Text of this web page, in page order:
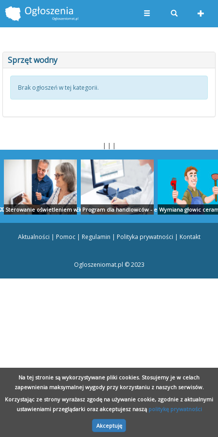
Sprzęt wodny
Brak ogłoszeń w tej kategorii.
| | |
PROJEKTAUDYT RAPORTY EKOEXPERT BIAŁYSTOK
Sterowanie oświetleniem w domu - ropam.com.pl
Program dla handlowców - ekspert.biz
Wymiana głowic
- posejdon.kolobrzeg.pl
Doniczki storczyk - szklo-polskie.plNauka rosyjskiego Szczecin - wladca-jezykow.pl
Aktualności | Pomoc| Regulamin | Polityka prywatności | Kontakt
Ogloszeniomat.pl © 2023
Na tej stronie są wykorzystywane pliki cookies. Stosujemy je w celach
zapewnienia maksymalnej wygody przy korzystaniu z naszych serwisów.
Korzystając ze strony wyrażasz zgodę na używanie cookie, zgodnie z aktualnymi
ustawieniami przeglądarki oraz akceptujesz naszą politykę prywatności
Akceptuję